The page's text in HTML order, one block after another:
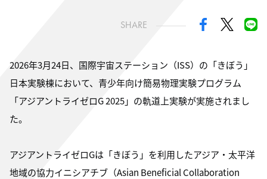
SHARE
2026年3月24日、国際宇宙ステーション（ISS）の「きぼう」
日本実験棟において、青少年向け簡易物理実験プログラム
「アジアントライゼロG 2025」の軌道上実験が実施されまし
た。
アジアントライゼロGは「きぼう」を利用したアジア・太平洋
地域の協力イニシアチブ（Asian Beneficial Collaboration